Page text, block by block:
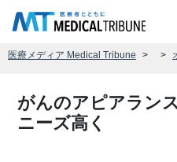
医療メディア Medical Tribune
がんのアピアラン
ニーズ高く